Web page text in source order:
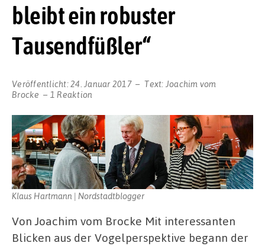
bleibt ein robuster
Tausendfüßler“
Veröffentlicht:24. Januar 2017 Text: Joachim vom
Brocke
1 Reaktion
Klaus Hartmann | Nordstadtblogger
Von Joachim vom Brocke Mit interessanten
Blicken aus der Vogelperspektive begann der